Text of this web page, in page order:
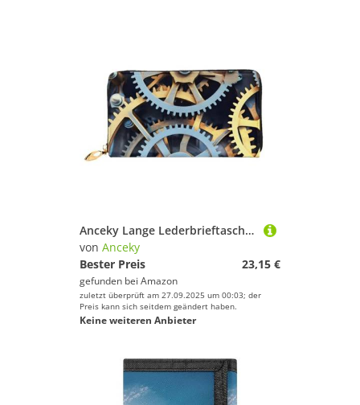
Anceky Lange Lederbrieftasche mit Uhrwerk, große Kapazität, weiches PU-Leder für Damen mit Mehreren Kartenfächern, Handytasche und Münzbörse mit Reißverschluss, stilvolle Clutch mit Handykartenhalter
von Anceky
Bester Preis
23,15 €
gefunden bei Amazon
zuletzt überprüft am 27.09.2025 um 00:03; der
Preis kann sich seitdem geändert haben.
Keine weiteren Anbieter